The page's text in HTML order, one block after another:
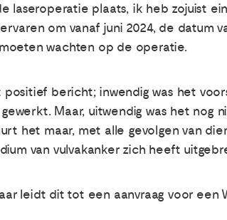
laseroperatie plaats, ik heb zojuist
om vanaf juni 2024, de datum
wachten op de operatie.
bericht; inwendig was het
Maar, uitwendig was het nog
het maar, met alle gevolgen van
van vulvakanker zich heeft
leidt dit tot een aanvraag voor een